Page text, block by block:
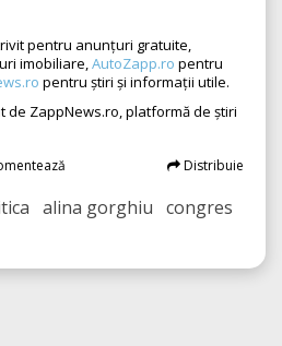
pentru anunțuri gratuite,
imobiliare,AutoZapp.ro pentru
pentru știri și informații utile.
de ZappNews.ro, platformă de știri
Distribuie
alina gorghiu congres